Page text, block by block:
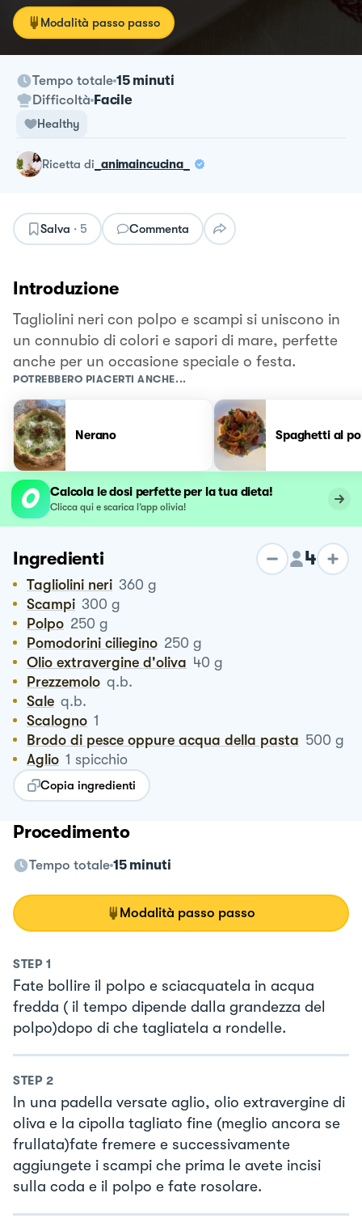
Modalità passo passo
Tempo totale 15 minuti
Difficoltà Facile
Healthy
ricetta di _animaincucina_
Salva · 5 Commenta
Introduzione
Tagliolini neri con polpo e scampi si uniscono in
un connubio di colori e sapori di mare, perfette
anche per un occasione speciale o festa.
POTREBBERO PIACERTI ANCHE...
Nerano Spaghetti al
Calcola le dosi perfette per la tua dieta!
Clicca qui e scarica l’app olivia!
Ingredienti 4
Tagliolini neri 360 g
Scampi 300 g
Polpo 250 g
Pomodorini ciliegino 250 g
Olio extravergine d'oliva 40 g
Prezzemolo q.b.
Sale q.b.
Scalogno 1
Brodo di pesce oppure acqua della pasta 500 g
Aglio 1 spicchio
Copia ingredienti
Procedimento
Tempo totale 15 minuti
Modalità passo passo
STEP 1
Fate bollire il polpo e sciacquatela in acqua
fredda ( il tempo dipende dalla grandezza del
polpo)dopo di che tagliatela a rondelle.
STEP 2
In una padella versate aglio, olio extravergine di
oliva e la cipolla tagliato fine (meglio ancora se
frullata)fate fremere e successivamente
aggiungete i scampi che prima le avete incisi
sulla coda e il polpo e fate rosolare.